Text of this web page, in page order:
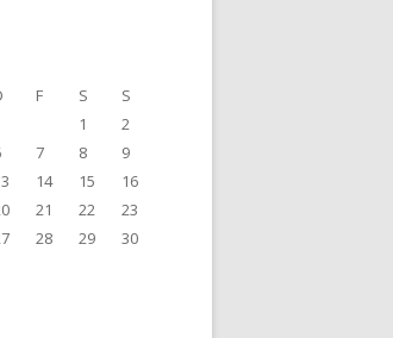
F S
S
1
2
7 8
9
14 15
16
21 22
23
28 29
30